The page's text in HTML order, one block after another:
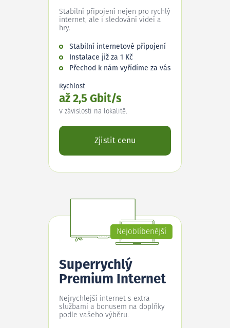
Stabilní připojení nejen pro rychlý
internet, ale i sledování videí a
hry.
Stabilní internetové připojení
Instalace již za 1 Kč
Přechod k nám vyřídíme za vás
Rychlost
až 2,5 Gbit/s
V závislosti na lokalitě.
Zjistit cenu
Nejoblíbenější
Superrychlý
Premium Internet
Nejrychlejší internet s extra
službami a bonusem na doplňky
podle vašeho výběru.